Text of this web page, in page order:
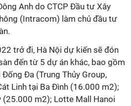
Anh do CTCP Đầu tư Xây
(Intracom) làm chủ đầu tư
trở đi, Hà Nội dự kiến sẽ đón
đến từ 5 dự án khác, bao gồm
Đa (Trung Thủy Group,
Linh tại Ba Đình (16.000 m2);
(25.000 m2); Lotte Mall Hanoi